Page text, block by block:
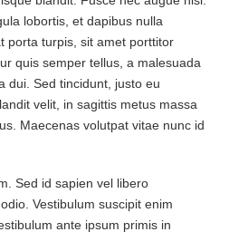
lobortis, et dapibus nulla
porta turpis, sit amet porttitor
quis semper tellus, a malesuada
dui. Sed tincidunt, justo eu
velit, in sagittis metus massa
Maecenas volutpat vitae nunc id
Sed id sapien vel libero
Vestibulum suscipit enim
ante ipsum primis in